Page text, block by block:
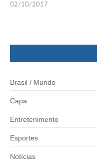
02/10/2017
Brasil / Mundo
Capa
Entretenimento
Esportes
Notícias